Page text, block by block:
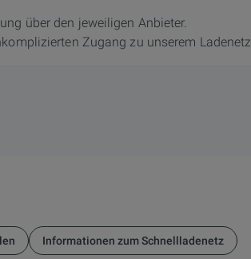
über den jeweiligen Anbieter.
Zugang zu unserem Ladenetz.
Informationen zum Schnellladenetz